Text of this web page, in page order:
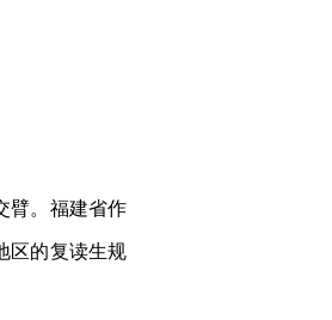
臂。福建省作
区的复读生规